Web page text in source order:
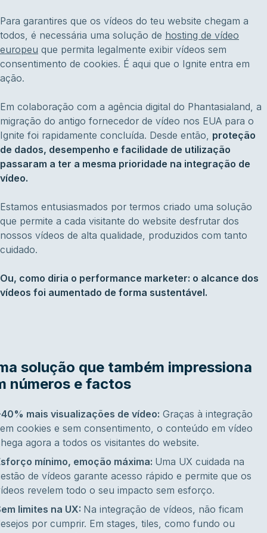
Para garantires que os vídeos do teu website chegam a
todos, é necessária uma solução de hosting de vídeo
europeu que permita legalmente exibir vídeos sem
consentimento de cookies. É aqui que o Ignite entra em
ação.
Em colaboração com a agência digital do Phantasialand, a
migração do antigo fornecedor de vídeo nos EUA para o
Ignite foi rapidamente concluída. Desde então, proteção
de dados, desempenho e facilidade de utilização
passaram a ter a mesma prioridade na integração de
vídeo.
Estamos entusiasmados por termos criado uma solução
que permite a cada visitante do website desfrutar dos
nossos vídeos de alta qualidade, produzidos com tanto
cuidado.
Ou, como diria o performance marketer: o alcance dos
vídeos foi aumentado de forma sustentável.
solução que também impressiona
números e factos
mais visualizações de vídeo: Graças à integração
cookies e sem consentimento, o conteúdo em vídeo
agora a todos os visitantes do website.
mínimo, emoção máxima: Uma UX cuidada na
de vídeos garante acesso rápido e permite que os
revelem todo o seu impacto sem esforço.
limites na UX: Na integração de vídeos, não ficam
por cumprir. Em stages, tiles, como fundo ou